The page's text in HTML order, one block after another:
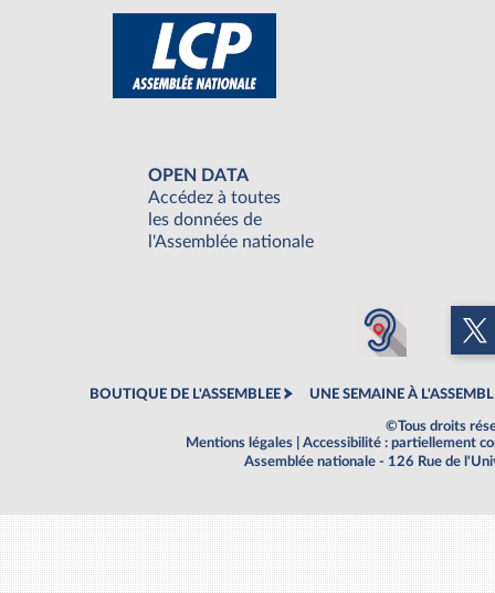
OPEN DATA
Accédez à toutes
les données de
l'Assemblée nationale
BOUTIQUE DE L'ASSEMBLEE UNE SEMAINE À
©Tous droits
Mentions légales
Accessibilité : partiellement
Assemblée nationale - 126 Rue de